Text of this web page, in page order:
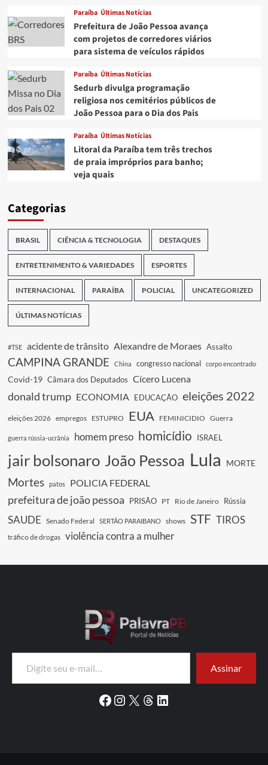
Paraíba Últimas Notícias
Prefeitura de João Pessoa avança
com projetos de corredores viários
para sistema de veículos rápidos
Paraíba Últimas Notícias
Sedurb divulga programação
religiosa nos cemitérios públicos de
João Pessoa para o Dia dos Pais
Paraíba Últimas Notícias
Litoral da Paraíba tem três trechos
de praia impróprios para banho;
veja quais
Categorias
BRASIL CIÊNCIA & TECNOLOGIA DESTAQUES
ENTRETENIMENTO & VARIEDADES ESPORTES
INTERNACIONAL PARAÍBA POLICIAL UNCATEGORIZED
ÚLTIMAS NOTÍCIAS
#TSE acidente de trânsito Alexandre de Moraes Assalto
CAMPINA GRANDE China congresso nacional corpo encontrado
Covid-19 Câmara dos Deputados Cícero Lucena
donald trump ECONOMIA EDUCAÇÃO eleições 2022
eleições 2026 empregos ESTUPRO EUA FEMINICIDIO Guerra
guerra rússia-ucrânia homem preso homicídio ISRAEL
jair bolsonaro João Pessoa Lula MORTE
Mortes patos POLICIA FEDERAL
prefeitura de joão pessoa PRISÃO PT Rio de Janeiro Rússia
SAUDE Senado Federal SERTÃO PARAIBANO shows STF TIROS
tráfico de drogas violência contra a mulher
Digite seu e-mail…
Assinar
Facebook
Instagram
X Threads
LinkedIn